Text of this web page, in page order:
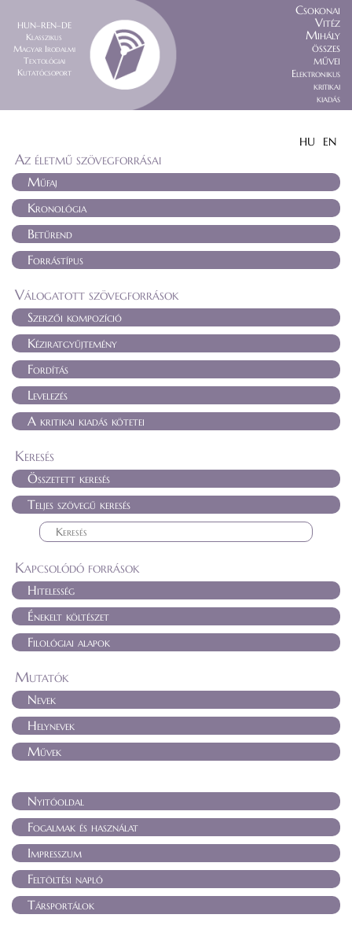
HUN–REN–DE
Klasszikus
Magyar Irodalmi
Textológiai
Kutatócsoport
Csokonai
Vitéz
Mihály
összes
művei
Elektronikus
kritikai
kiadás
HU EN
Az életmű szövegforrásai
Műfaj
Kronológia
Betűrend
Forrástípus
Válogatott szövegforrások
Szerzői kompozíció
Kéziratgyűjtemény
Fordítás
Levelezés
A kritikai kiadás kötetei
Keresés
Összetett keresés
Teljes szövegű keresés
Kapcsolódó források
Hitelesség
Énekelt költészet
Filológiai alapok
Mutatók
Nevek
Helynevek
Művek
Nyitóoldal
Fogalmak és használat
Impresszum
Feltöltési napló
Társportálok